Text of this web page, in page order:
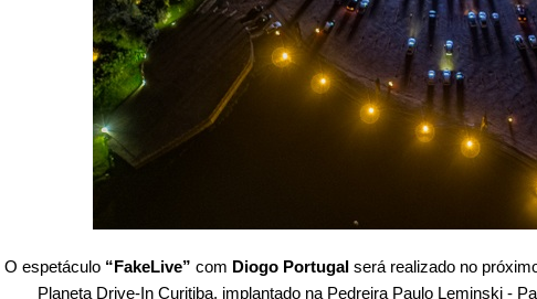
O espetáculo “FakeLive” com Diogo Portugalserá realizado no
Planeta Drive-In Curitiba, implantado na Pedreira Paulo Leminski -